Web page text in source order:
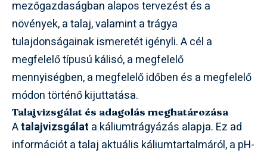
mezőgazdaságban alapos tervezést és a
növények, a talaj, valamint a trágya
tulajdonságainak ismeretét igényli. A cél a
megfelelő típusú kálisó, a megfelelő
mennyiségben, a megfelelő időben és a megfelelő
módon történő kijuttatása.
Talajvizsgálat és adagolás meghatározása
Atalajvizsgálat a káliumtrágyázás alapja. Ez ad
információt a talaj aktuális káliumtartalmáról, a pH-